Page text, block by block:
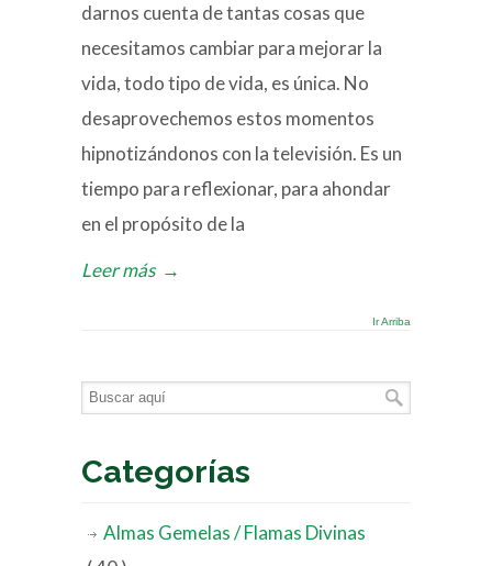
darnos cuenta de tantas cosas que
necesitamos cambiar para mejorar la
vida, todo tipo de vida, es única. No
desaprovechemos estos momentos
hipnotizándonos con la televisión. Es un
tiempo para reflexionar, para ahondar
en el propósito de la
Leer más →
Ir Arriba
Categorías
Almas Gemelas / Flamas Divinas